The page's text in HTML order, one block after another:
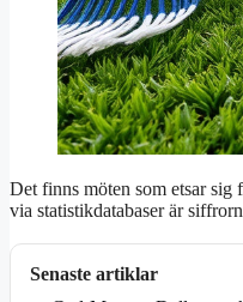
Det finns möten som etsar
via statistikdatabaser är
Senaste artiklar